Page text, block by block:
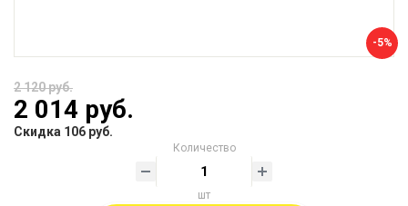
-5%
2 120 руб.
2 014 руб.
Скидка 106 руб.
Количество
шт